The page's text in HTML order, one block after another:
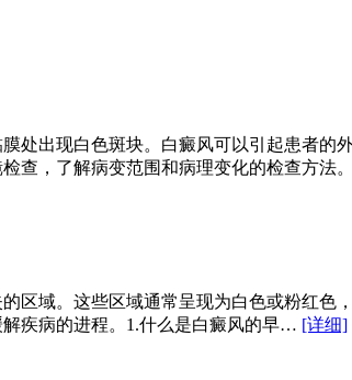
处出现白色斑块。白癜风可以引起患者
查，了解病变范围和病理变化的检查方法
区域。这些区域通常呈现为白色或粉红
疾病的进程。1.什么是白癜风的早… [详细]